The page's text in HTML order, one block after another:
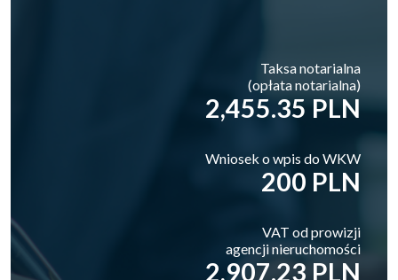
Taksa notarialna
(opłata notarialna)
2,455.35 PLN
Wniosek o wpis do WKW
200 PLN
VAT od prowizji
agencji nieruchomości
2,907.23 PLN